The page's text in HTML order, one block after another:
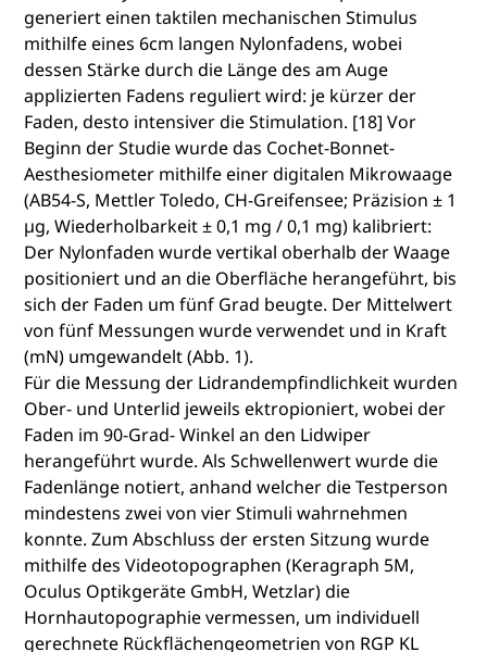
generiert einen taktilen mechanischen Stimulus
mithilfe eines 6cm langen Nylonfadens, wobei
dessen Stärke durch die Länge des am Auge
applizierten Fadens reguliert wird: je kürzer der
Faden, desto intensiver die Stimulation. [18] Vor
Beginn der Studie wurde das Cochet-Bonnet-
Aesthesiometer mithilfe einer digitalen Mikrowaage
(AB54-S, Mettler Toledo, CH-Greifensee; Präzision ± 1
µg, Wiederholbarkeit ± 0,1 mg / 0,1 mg) kalibriert:
Der Nylonfaden wurde vertikal oberhalb der Waage
positioniert und an die Oberfläche herangeführt, bis
sich der Faden um fünf Grad beugte. Der Mittelwert
von fünf Messungen wurde verwendet und in Kraft
(mN) umgewandelt (Abb. 1).
Für die Messung der Lidrandempfindlichkeit wurden
Ober- und Unterlid jeweils ektropioniert, wobei der
Faden im 90-Grad- Winkel an den Lidwiper
herangeführt wurde. Als Schwellenwert wurde die
Fadenlänge notiert, anhand welcher die Testperson
mindestens zwei von vier Stimuli wahrnehmen
konnte. Zum Abschluss der ersten Sitzung wurde
mithilfe des Videotopographen (Keragraph 5M,
Oculus Optikgeräte GmbH, Wetzlar) die
Hornhautopographie vermessen, um individuell
gerechnete Rückflächengeometrien von RGP KL